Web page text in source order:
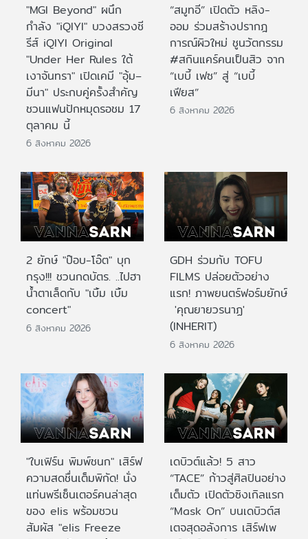
"MGI Beyond" ผนึก
กำลัง "iQIYI" บวงสรวงซี
รีส์ iQIYI Original
"Under Her Rules ใต้
เงาจันทรา" เปิดเคมี "อุ้ม–
มีนา" ประกบคู่ครั้งสำคัญ
ชวนแฟนปักหมุดรอชม 17
ตุลาคม นี้
6 สิงหาคม 2026
“สมูทอี” เปิดตัว หลิง-
ออม ร่วมสร้างปรากฎ
การณ์ผิวใหม่ ชูนวัตกรรม
#สกินแคร์คนเป็นสิว จาก
“เบบี้ เฟซ” สู่ “เบบี้
เฟียส”
6 สิงหาคม 2026
2 ยักษ์ "ป๊อบ-โอ๊ต" บุก
กรุง!!! ชวนกดบัตร. ..ไปฮา
น้ำตาเล็ดกับ "เบิ้ม เบิ้ม
concert"
6 สิงหาคม 2026
GDH ร่วมกับ TOFU
FILMS ปล่อยตัวอย่าง
แรก! ภาพยนตร์ฟอร์มยักษ์
'คุณยายวรนาฏ'
(INHERIT)
6 สิงหาคม 2026
"ใบเฟิร์น พิมพ์ชนก" เสิร์ฟ
ความสดชื่นเต็มพิกัด! นั่ง
แท่นพรีเซ็นเตอร์คนล่าสุด
ของ elis พร้อมชวน
สัมผัส "elis Freeze
เดบิวต์แล้ว! 5 สาว
“TACE” ก้าวสู่ศิลปินอย่าง
เต็มตัว เปิดตัวซิงเกิลแรก
“Mask On” บนเดบิวต์ส
เตจสุดอลังการ เสิร์ฟเพ